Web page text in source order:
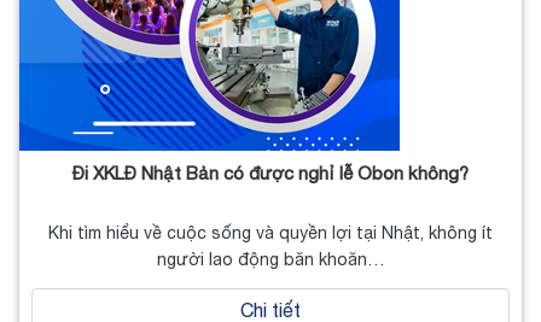
Đi XKLĐ Nhật Bản có được nghỉ lễ Obon không?
Khi tìm hiểu về cuộc sống và quyền lợi tại Nhật, không ít
người lao động băn khoăn…
Chi tiết